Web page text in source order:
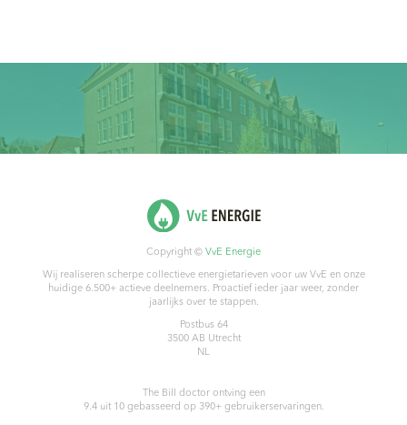
Copyright © VvE Energie
Wij realiseren scherpe collectieve energietarieven voor uw VvE en onze
huidige 6.500+ actieve deelnemers. Proactief ieder jaar weer, zonder
jaarlijks over te stappen.
Postbus 64
3500 AB Utrecht
NL
The Bill doctorontving een
9.4uit 10gebasseerd op 390+ gebruikerservaringen.